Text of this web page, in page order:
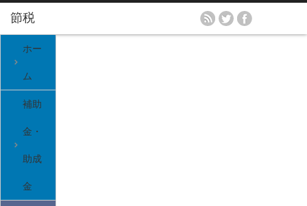
ホー
ム
補助
金・
助成
金